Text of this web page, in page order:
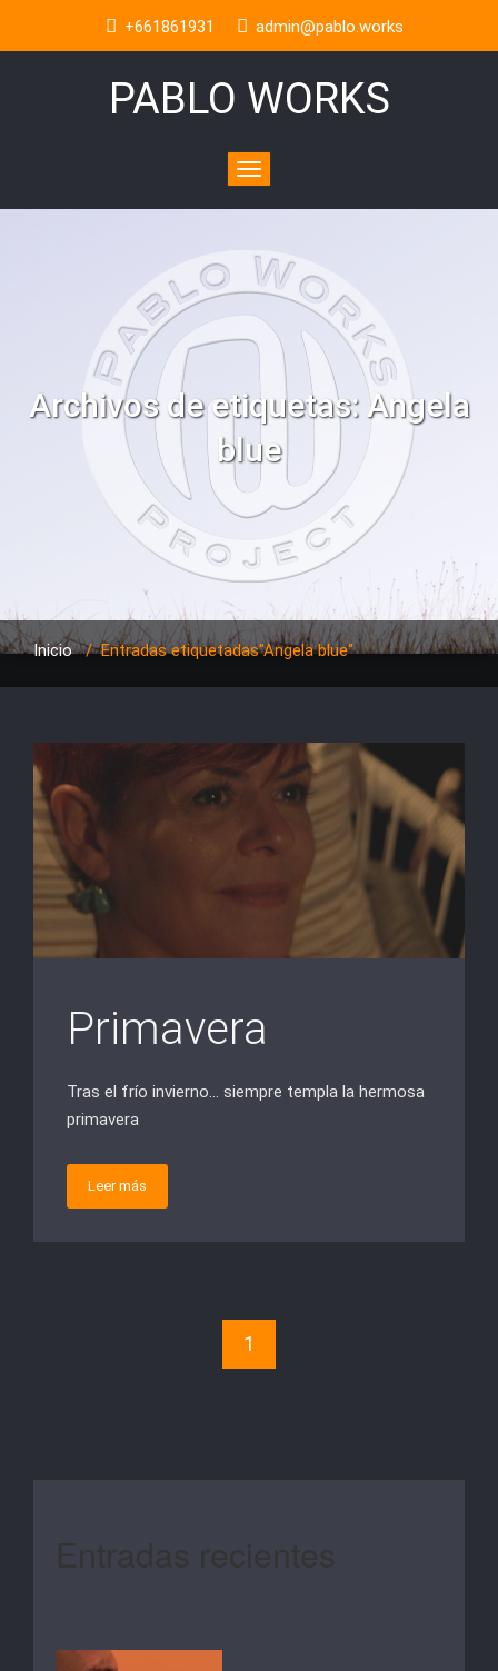
+661861931 admin@pablo.works
PABLO WORKS
Toggle
navigation
Archivos de etiquetas: Angela
blue
Inicio/Entradas etiquetadas"Angela blue"
Primavera
Tras el frío invierno… siempre templa la hermosa
primavera
Leer más
1